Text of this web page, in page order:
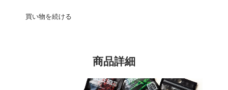
買い物を続ける
商品詳細